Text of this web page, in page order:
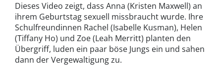
Dieses Video zeigt, dass Anna (Kristen Maxwell) an
ihrem Geburtstag sexuell missbraucht wurde. Ihre
Schulfreundinnen Rachel (Isabelle Kusman), Helen
(Tiffany Ho) und Zoe (Leah Merritt) planten den
Übergriff, luden ein paar böse Jungs ein und sahen
dann der Vergewaltigung zu.